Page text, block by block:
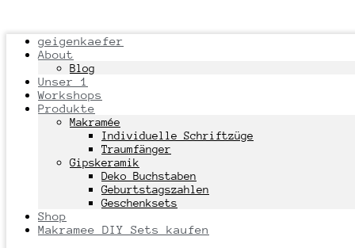
geigenkaefer
About
Blog
Unser 1
Workshops
Produkte
Makramée
Individuelle Schriftzüge
Traumfänger
Gipskeramik
Deko Buchstaben
Geburtstagszahlen
Geschenksets
Shop
Makramee DIY Sets kaufen